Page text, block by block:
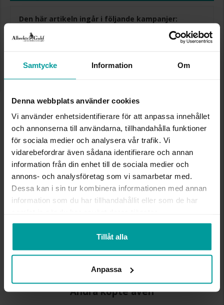
Samtycke Information Om
Denna webbplats använder cookies
Vi använder enhetsidentifierare för att anpassa innehållet
och annonserna till användarna, tillhandahålla funktioner
för sociala medier och analysera vår trafik. Vi
vidarebefordrar även sådana identifierare och annan
information från din enhet till de sociala medier och
annons- och analysföretag som vi samarbetar med.
Dessa kan i sin tur kombinera informationen med annan
information som du har tillhandahållit eller som de har
Tillåt alla
Anpassa
Den här artikeln ingår i följande kampanjer:
Sommarrea - 70%!
70% rabatt på utvalda produkter. Gäller på ordinarie priser och
✅ Alltid grymma deals.
✅ Öppet köp i 30 dagar vid onlineköp.
✅ Fri frakt till ombud vid köp över 500 kr.
LÄGG I VARUKORGEN
INFO
HÖJD CA (CM)
8
Albrekts Guld
MATERIAL
Glas, metall
Andra köpte även